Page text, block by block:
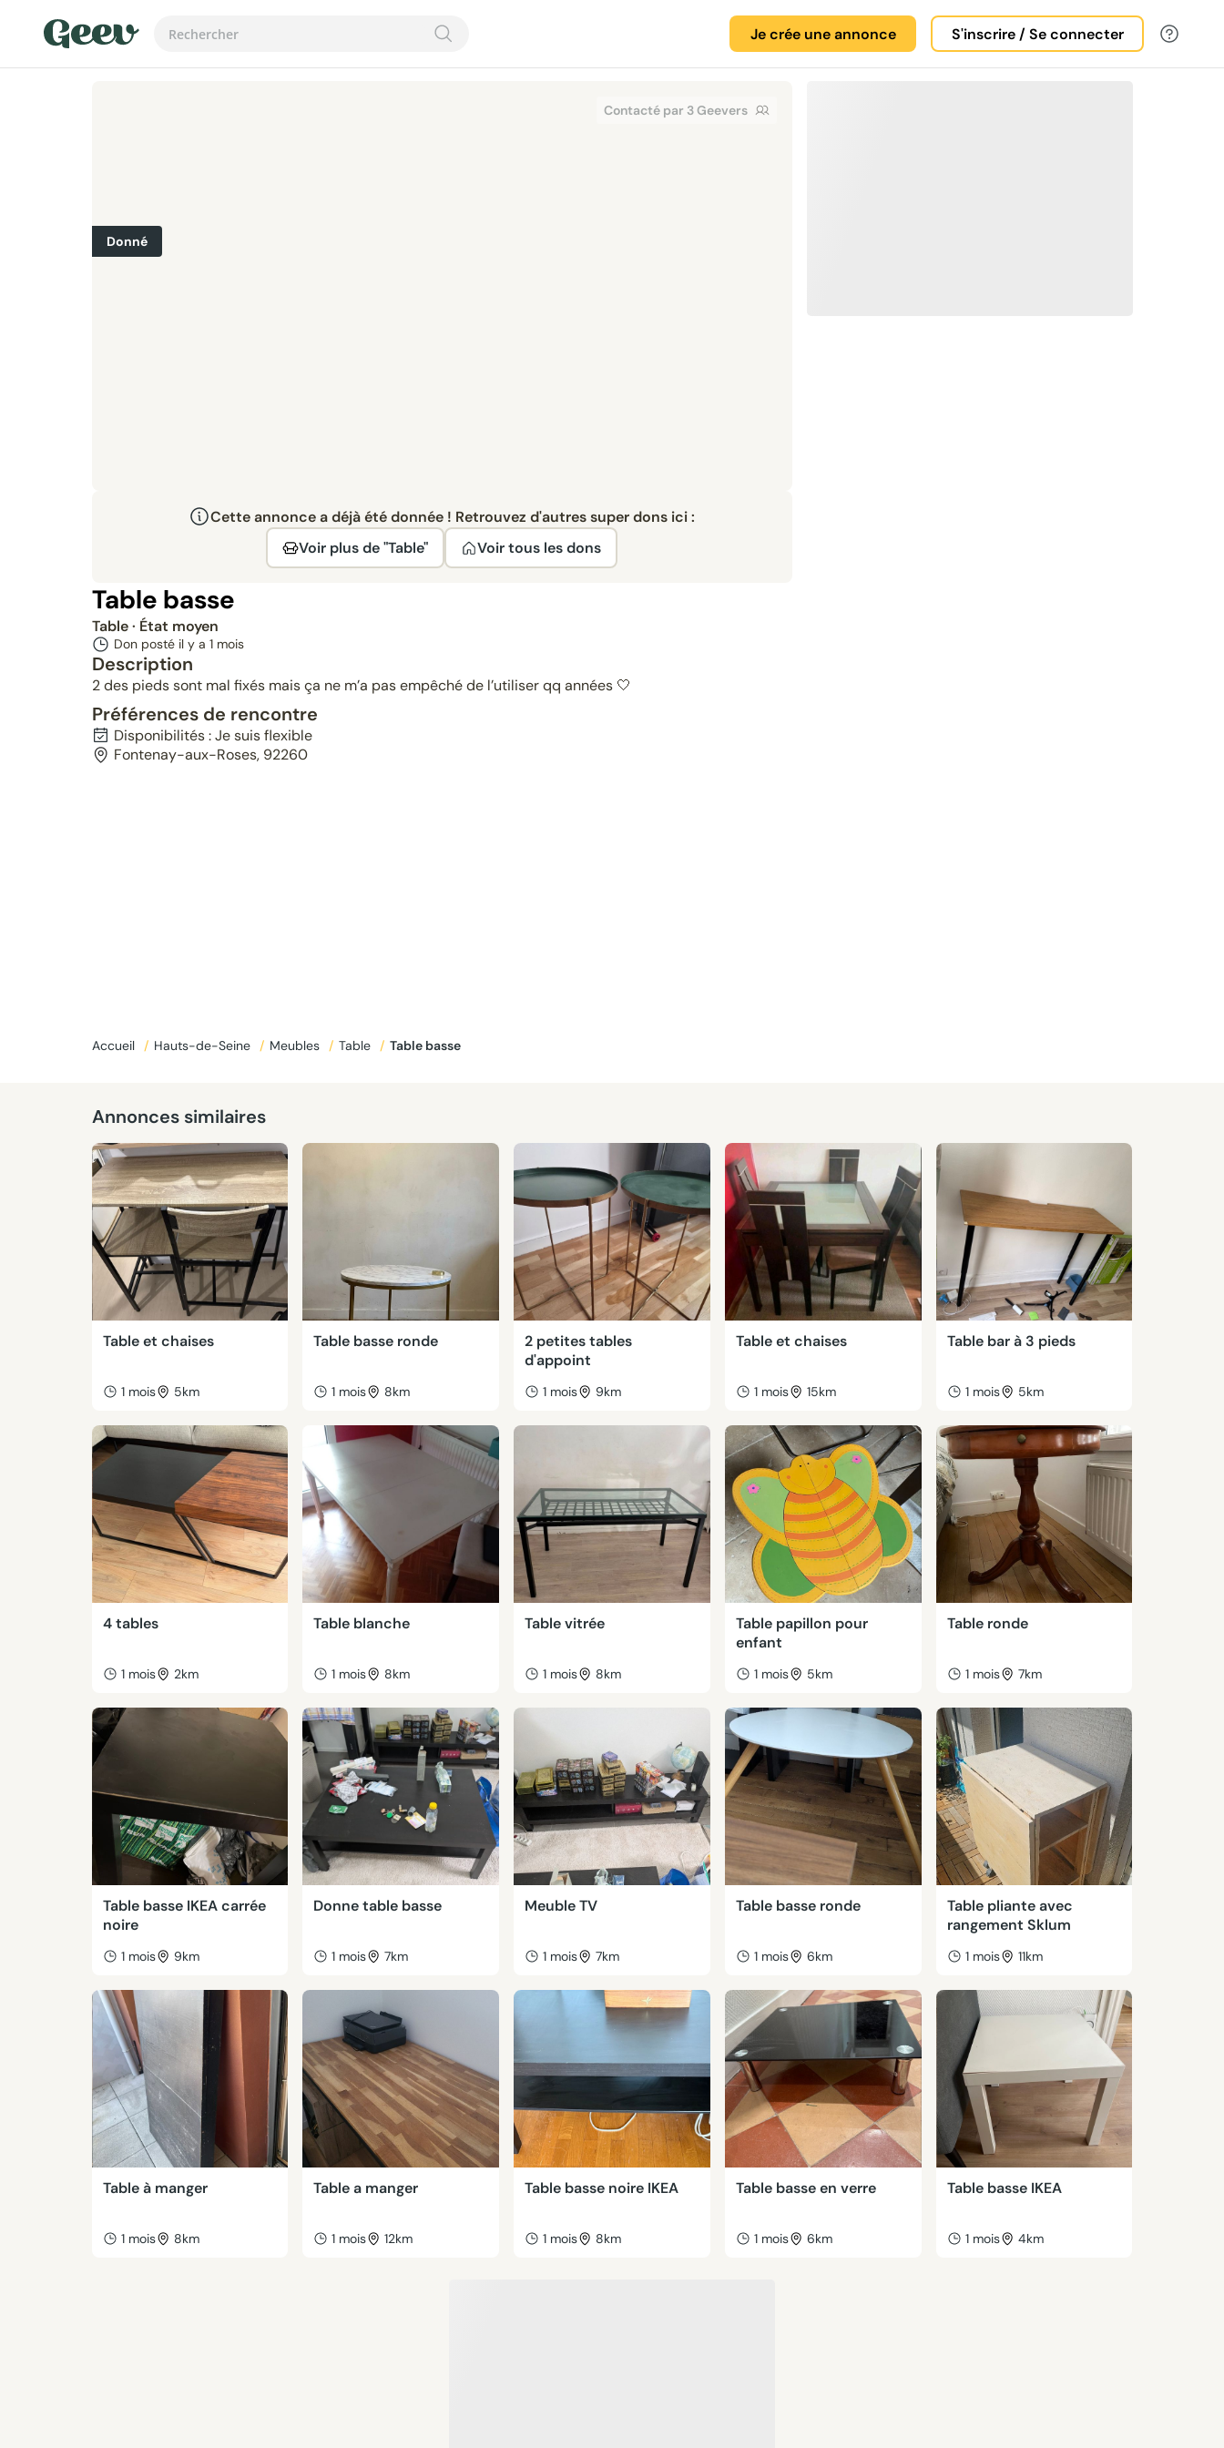
Je crée une annonce S'inscrire / Se connecter
Contacté par 3 Geevers
Donné
Cette annonce a déjà été donnée ! Retrouvez d'autres super dons ici :
Voir plus de "Table"
Voir tous les dons
Table basse
Table· État moyen
Don posté il y a 1 mois
Description
2 des pieds sont mal fixés mais ça ne m’a pas empêché de l’utiliser qq années 🤍
Préférences de rencontre
Disponibilités : Je suis flexible
Fontenay-aux-Roses, 92260
Accueil / Hauts-de-Seine / Meubles / Table / Table basse
Annonces similaires
Table et chaises
1 mois 5km
Table basse ronde
1 mois 8km
2 petites tables
d'appoint
1 mois 9km
Table et chaises
1 mois 15km
Table bar à 3 pieds
1 mois 5km
4 tables
1 mois 2km
Table blanche
1 mois 8km
Table vitrée
1 mois 8km
Table papillon pour
enfant
1 mois 5km
Table ronde
1 mois 7km
Table basse IKEA carrée
noire
1 mois 9km
Donne table basse
1 mois 7km
Meuble TV
1 mois 7km
Table basse ronde
1 mois 6km
Table pliante avec
rangement Sklum
1 mois 11km
Table à manger
1 mois 8km
Table a manger
1 mois 12km
Table basse noire IKEA
1 mois 8km
Table basse en verre
1 mois 6km
Table basse IKEA
1 mois 4km